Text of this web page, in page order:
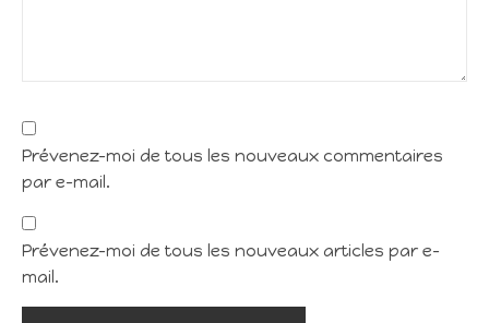
Prévenez-moi de tous les nouveaux commentaires
par e-mail.
Prévenez-moi de tous les nouveaux articles par e-
mail.